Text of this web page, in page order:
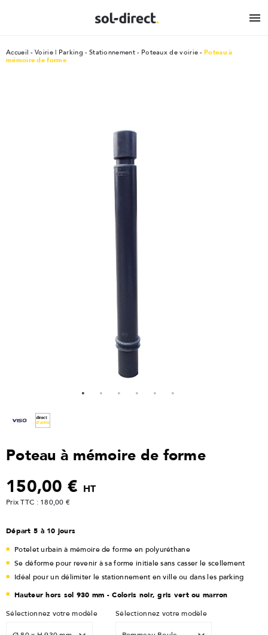

Accueil Voirie | Parking - Stationnement Poteaux de voirie
Poteau à
mémoire de forme
Poteau à mémoire de forme
150,00 € HT
Prix TTC : 180,00 €
Départ 5 à 10 jours
Potelet urbain à mémoire de forme en polyuréthane
Se déforme pour revenir à sa forme initiale sans casser le scellement
Idéal pour un délimiter le stationnement en ville ou dans les parking
Hauteur hors sol 930 mm - Coloris noir, gris vert ou marron
Sélectionnez votre modèle Sélectionnez votre modèle